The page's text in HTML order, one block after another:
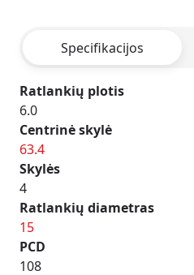
Specifikacijos
Ratlankių plotis
6.0
Centrinė skylė
63.4
Skylės
4
Ratlankių diametras
15
PCD
108